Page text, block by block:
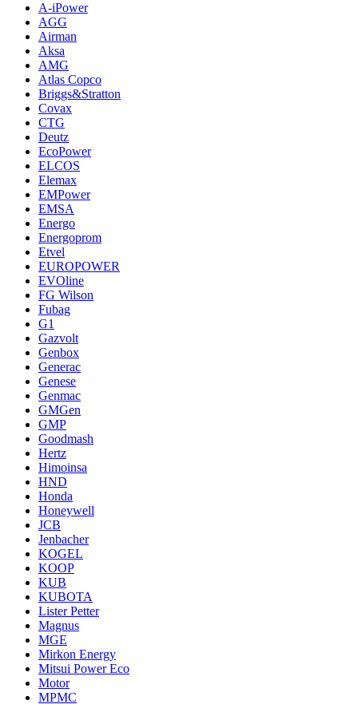
A-iPower
AGG
Airman
Aksa
AMG
Atlas Copco
Briggs&Stratton
Covax
CTG
Deutz
EcoPower
ELCOS
Elemax
EMPower
EMSA
Energo
Energoprom
Etvel
EUROPOWER
EVOline
FG Wilson
Fubag
G1
Gazvolt
Genbox
Generac
Genese
Genmac
GMGen
GMP
Goodmash
Hertz
Himoinsa
HND
Honda
Honeywell
JCB
Jenbacher
KOGEL
KOOP
KUB
KUBOTA
Lister Petter
Magnus
MGE
Mirkon Energy
Mitsui Power Eco
Motor
MPMC